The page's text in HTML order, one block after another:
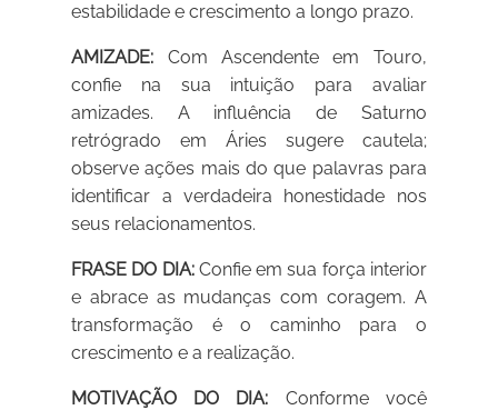
estabilidade e crescimento a longo prazo.
AMIZADE: Com Ascendente em Touro,
confie na sua intuição para avaliar
amizades. A influência de Saturno
retrógrado em Áries sugere cautela;
observe ações mais do que palavras para
identificar a verdadeira honestidade nos
seus relacionamentos.
FRASE DO DIA:Confie em sua força interior
e abrace as mudanças com coragem. A
transformação é o caminho para o
crescimento e a realização.
MOTIVAÇÃO DO DIA: Conforme você